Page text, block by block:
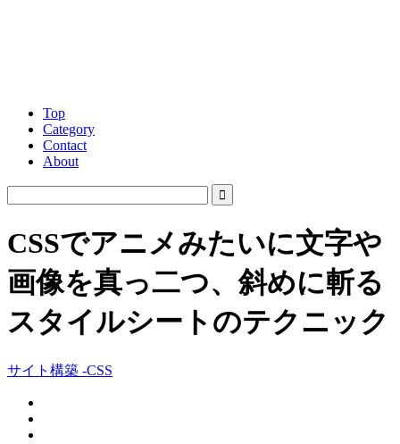
Top
Category
Contact
About
CSSでアニメみたいに文字や
画像を真っ二つ、斜めに斬る
スタイルシートのテクニック
サイト構築 -CSS